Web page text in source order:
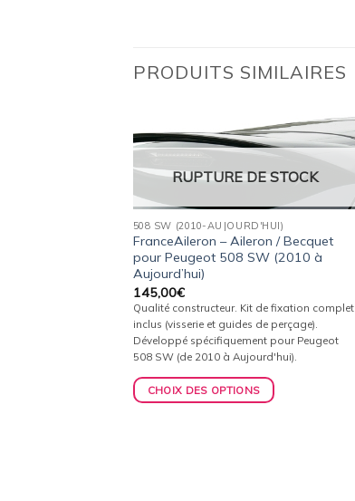
PRODUITS SIMILAIRES
Ajouter
à la
wishlist
RUPTURE DE STOCK
508 SW (2010-AUJOURD'HUI)
FranceAileron – Aileron / Becquet
pour Peugeot 508 SW (2010 à
Aujourd’hui)
145,00€
Qualité constructeur. Kit de fixation complet
inclus (visserie et guides de perçage).
Développé spécifiquement pour Peugeot
508 SW (de 2010 à Aujourd'hui).
CHOIX DES OPTIONS